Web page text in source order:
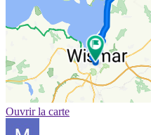
Ouvrir la carte